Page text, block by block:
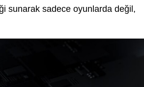
sunarak sadece oyunlarda değil,